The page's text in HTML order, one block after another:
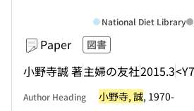
Paper 図書
小野寺誠 著主婦の友社2015.3
National Diet Library
Author Heading 小野寺, 誠, 1970-